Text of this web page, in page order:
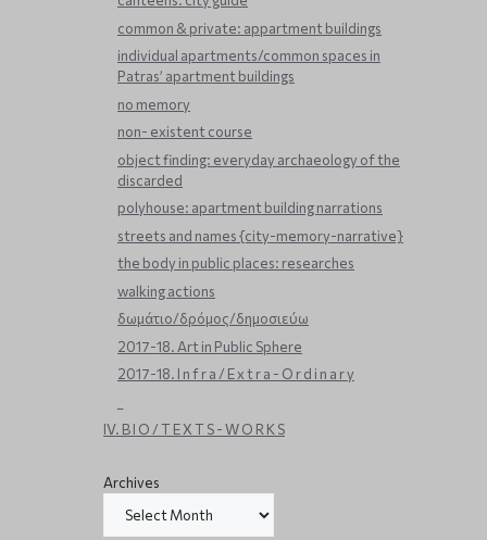
common & private: appartment buildings
individual apartments/common spaces in
Patras’ apartment buildings
no memory
non- existent course
object finding: everyday archaeology of the
discarded
polyhouse: apartment building narrations
streets and names {city-memory-narrative}
the body in public places: researches
walking actions
δωμάτιο/δρόμος/δημοσιεύω
2017-18. Art in Public Sphere
2017-18. I n f r a / E x t r a - O r d i n a r y
IV. B I O / T E X T S - W O R K S
Archives